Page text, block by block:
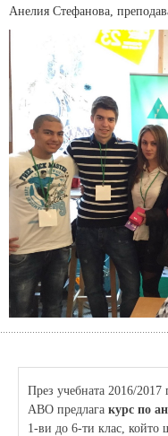
Анелия Стефанова,
През учебната 2016/
АВО предлага курс по
1-ви до 6-ти клас,